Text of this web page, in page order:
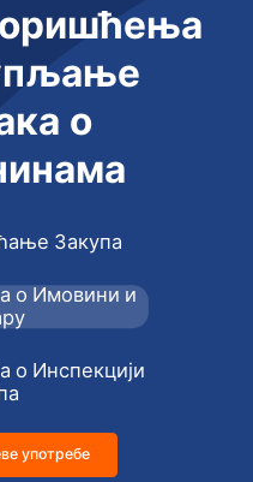
о
Закупа
о Имовини и
о Инспекцији
употребе